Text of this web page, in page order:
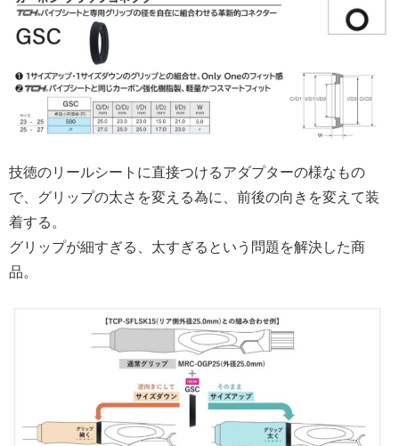
技徳のリールシートに直接つけるアダプターの様なもの
で、グリップの太さを変える為に、前後の向きを変えて装
着する。
グリップが細すぎる、太すぎるという問題を解決した商
品。